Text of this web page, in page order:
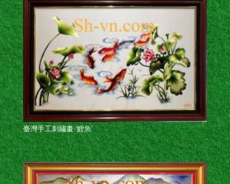
臺灣手工刺繡畫 ‘鯉魚’